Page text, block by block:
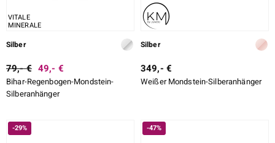
VITALE
MINERALE
Silber
79,- € 49,- €
Bihar-Regenbogen-Mondstein-
Silberanhänger
Silber
349,- €
Weißer Mondstein-Silberanhänger
-29% -47%